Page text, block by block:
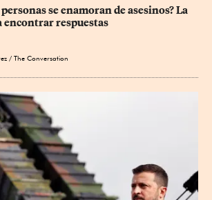
se enamoran de asesinos? La
encontrar respuestas
/ The Conversation